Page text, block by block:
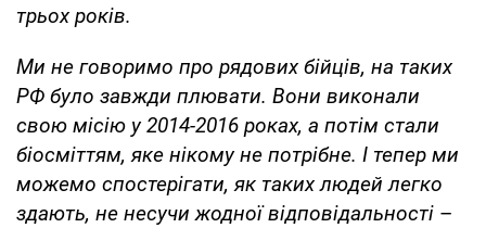
трьох років.
Ми не говоримо про рядових бійців, на таких
РФ було завжди плювати. Вони виконали
свою місію у 2014-2016 роках, а потім стали
біосміттям, яке нікому не потрібне. І тепер ми
можемо спостерігати, як таких людей легко
здають, не несучи жодної відповідальності –